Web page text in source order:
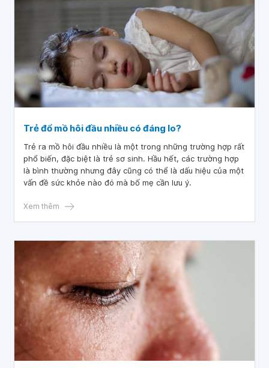
Trẻ đổ mồ hôi đầu nhiều có đáng lo?
Trẻ ra mồ hôi đầu nhiều là một trong những trường hợp rất
phổ biến, đặc biệt là trẻ sơ sinh. Hầu hết, các trường hợp
là bình thường nhưng đây cũng có thể là dấu hiệu của một
vấn đề sức khỏe nào đó mà bố mẹ cần lưu ý.
Xem thêm